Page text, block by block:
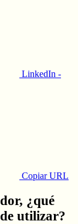
LinkedIn -
Copiar URL
¿qué
utilizar?